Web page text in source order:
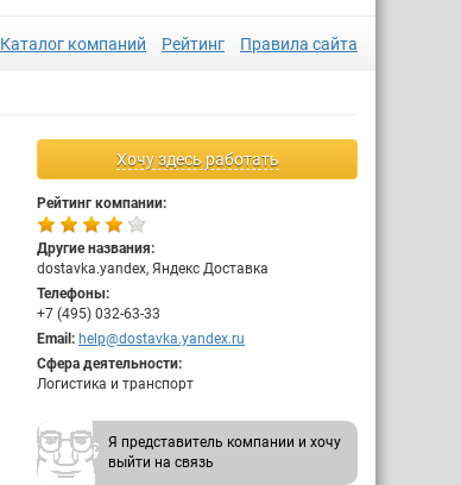
Каталог компаний Рейтинг Правила сайта
Хочу здесь работать
Рейтинг компании:
Другие названия:
dostavka.yandex, Яндекс Доставка
Телефоны:
+7 (495) 032-63-33
Email: help@dostavka.yandex.ru
Сфера деятельности:
Логистика и транспорт
Я представитель компании и хочу
выйти на связь